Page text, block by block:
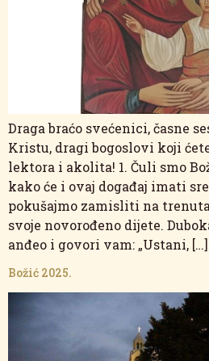
Draga braćo svećenici, časne
Kristu, dragi bogoslovi koji
lektora i akolita! 1. Čuli smo
kako će i ovaj događaj imati
pokušajmo zamisliti na
svoje novorođeno dijete.
anđeo i govori vam: „Ustani, […]
Božić 2025.